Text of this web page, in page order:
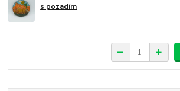
s pozadím